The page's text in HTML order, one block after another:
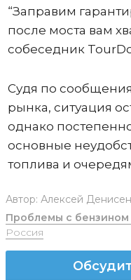
“Заправим
после моста вам
собеседник
Судя по
рынка, ситуация
однако
основные
топлива и
Автор: Алексей
Проблемы с
Россия